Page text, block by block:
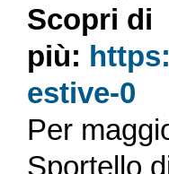
Scopri di
più:
estive-0
Per
Sportello